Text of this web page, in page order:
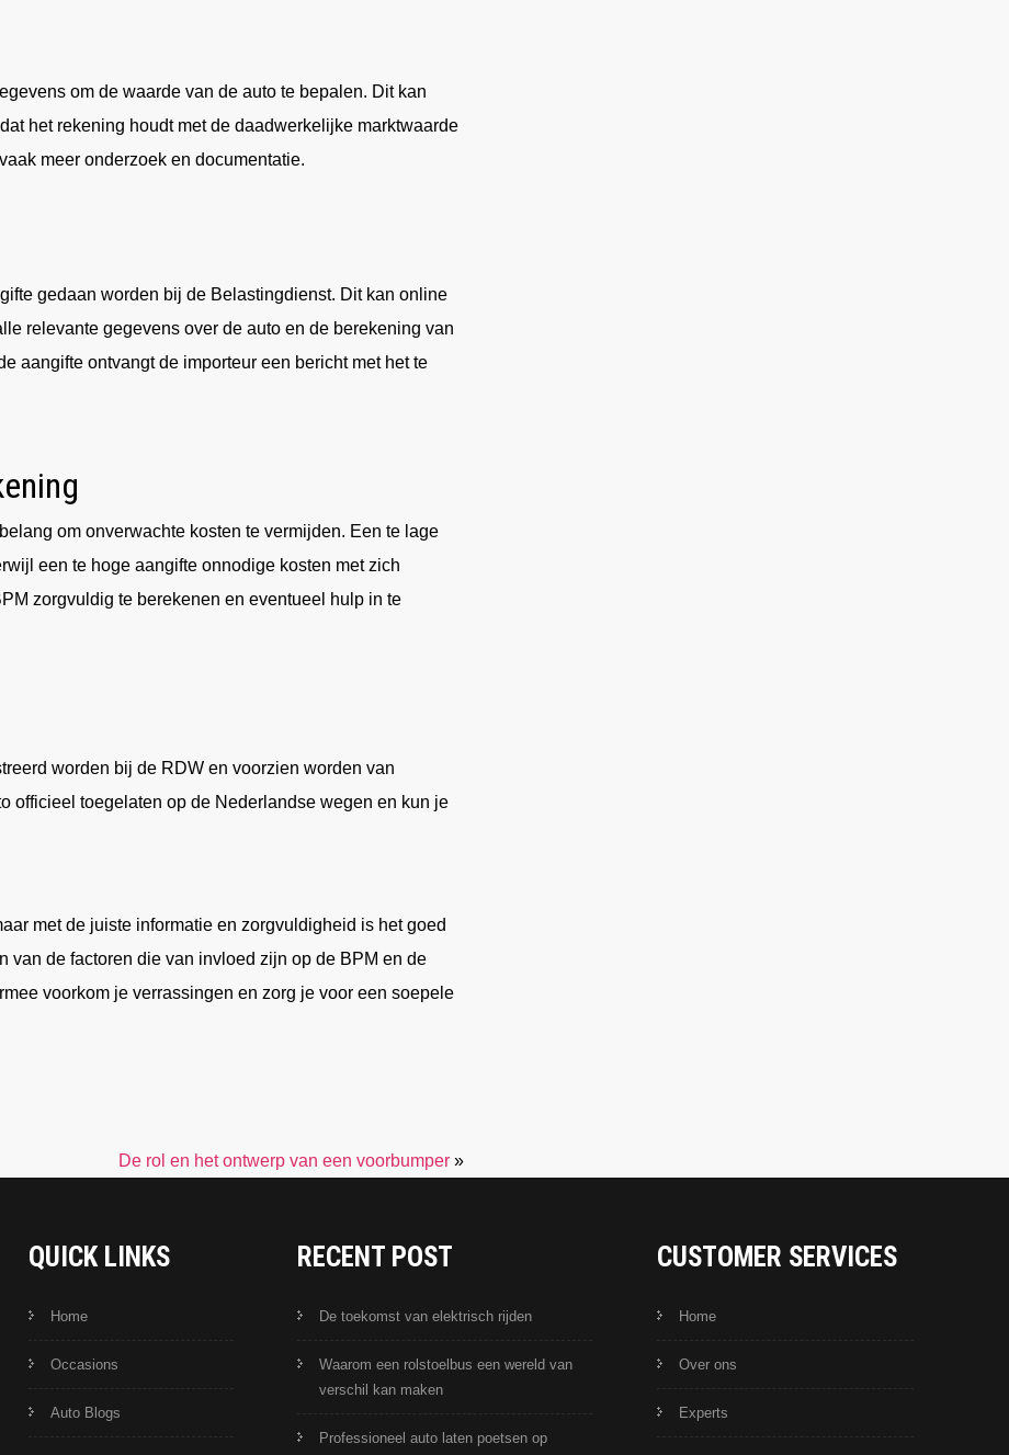
om de waarde van de auto te bepalen. Dit kan
het rekening houdt met de daadwerkelijke marktwaarde
meer onderzoek en documentatie.
gedaan worden bij de Belastingdienst. Dit kan online
relevante gegevens over de auto en de berekening van
aangifte ontvangt de importeur een bericht met het te
om onverwachte kosten te vermijden. Een te lage
een te hoge aangifte onnodige kosten met zich
zorgvuldig te berekenen en eventueel hulp in te
worden bij de RDW en voorzien worden van
officieel toegelaten op de Nederlandse wegen en kun je
met de juiste informatie en zorgvuldigheid is het goed
van de factoren die van invloed zijn op de BPM en de
voorkom je verrassingen en zorg je voor een soepele
De rol en het ontwerp van een voorbumper »
QUICK LINKS
Home
Occasions
Auto Blogs
RECENT POST
De toekomst van elektrisch rijden
Waarom een rolstoelbus een wereld van
verschil kan maken
Professioneel auto laten poetsen op
CUSTOMER SERVICES
Home
Over ons
Experts